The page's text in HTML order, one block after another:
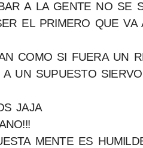
A LA GENTE NO SE
EL PRIMERO QUE VA
COMO SI FUERA UN
UN SUPUESTO
JAJA
MENTE ES